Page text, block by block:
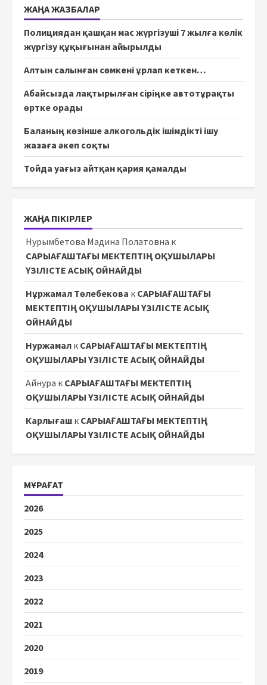
ЖАҢА ЖАЗБАЛАР
Полициядан қашқан мас жүргізуші 7 жылға көлік
жүргізу құқығынан айырылды
Алтын салынған сөмкені ұрлап кеткен…
Абайсызда лақтырылған сіріңке автотұрақты
өртке орады
Баланың көзінше алкогольдік ішімдікті ішу
жазаға әкеп соқты
Тойда уағыз айтқан қария қамалды
ЖАҢА ПІКІРЛЕР
Нурымбетова Мадина Полатовна к
САРЫАҒАШТАҒЫ МЕКТЕПТІҢ ОҚУШЫЛАРЫ
ҮЗІЛІСТЕ АСЫҚ ОЙНАЙДЫ
Нұржамал Төлебекова к САРЫАҒАШТАҒЫ
МЕКТЕПТІҢ ОҚУШЫЛАРЫ ҮЗІЛІСТЕ АСЫҚ
ОЙНАЙДЫ
Нуржамал к САРЫАҒАШТАҒЫ МЕКТЕПТІҢ
ОҚУШЫЛАРЫ ҮЗІЛІСТЕ АСЫҚ ОЙНАЙДЫ
Айнура к САРЫАҒАШТАҒЫ МЕКТЕПТІҢ
ОҚУШЫЛАРЫ ҮЗІЛІСТЕ АСЫҚ ОЙНАЙДЫ
Карлығаш к САРЫАҒАШТАҒЫ МЕКТЕПТІҢ
ОҚУШЫЛАРЫ ҮЗІЛІСТЕ АСЫҚ ОЙНАЙДЫ
МҰРАҒАТ
2026
2025
2024
2023
2022
2021
2020
2019